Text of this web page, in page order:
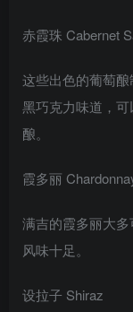
赤霞珠 Cabernet
这些出色的葡萄
黑巧克力味道，
酿。
霞多丽
满吉的霞多丽大
风味十足。
设拉子 Shiraz